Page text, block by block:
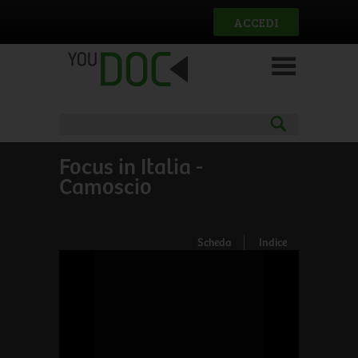
ACCEDI
Focus in Italia -
Camoscio
Scheda Indice